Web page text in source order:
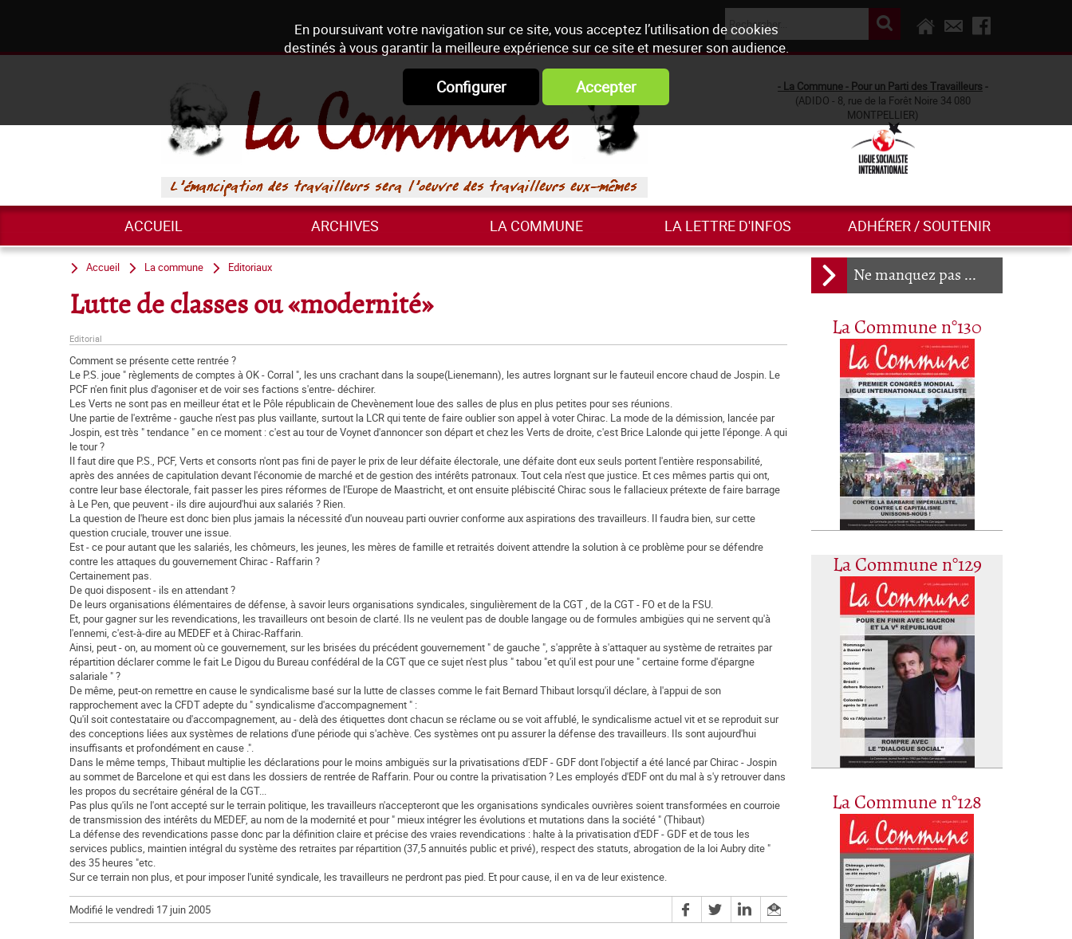
En poursuivant votre navigation sur ce site, vous acceptez l’utilisation de cookies
destinés à vous garantir la meilleure expérience sur ce site et mesurer son audience.
Configurer Accepter - La Commune - Pour un Parti des Travailleurs -
(ADIDO - 8, rue de la Forêt Noire 34 080
MONTPELLIER)
ACCUEIL ARCHIVES LA COMMUNE LA LETTRE D'INFOS ADHÉRER / SOUTENIR
Ne manquez pas ...
La Commune n°130
La Commune n°129
La Commune n°128
Accueil La commune Editoriaux
Lutte de classes ou «modernité»
Editorial
Comment se présente cette rentrée ?
Le P.S. joue " règlements de comptes à OK - Corral ", les uns crachant dans la soupe(Lienemann), les autres lorgnant sur le fauteuil encore chaud de Jospin. Le
PCF n'en finit plus d'agoniser et de voir ses factions s'entre- déchirer.
Les Verts ne sont pas en meilleur état et le Pôle républicain de Chevènement loue des salles de plus en plus petites pour ses réunions.
Une partie de l'extrême - gauche n'est pas plus vaillante, surtout la LCR qui tente de faire oublier son appel à voter Chirac. La mode de la démission, lancée par
Jospin, est très " tendance " en ce moment : c'est au tour de Voynet d'annoncer son départ et chez les Verts de droite, c'est Brice Lalonde qui jette l'éponge. A qui
le tour ?
Il faut dire que P.S., PCF, Verts et consorts n'ont pas fini de payer le prix de leur défaite électorale, une défaite dont eux seuls portent l'entière responsabilité,
après des années de capitulation devant l'économie de marché et de gestion des intérêts patronaux. Tout cela n'est que justice. Et ces mêmes partis qui ont,
contre leur base électorale, fait passer les pires réformes de l'Europe de Maastricht, et ont ensuite plébiscité Chirac sous le fallacieux prétexte de faire barrage
à Le Pen, que peuvent - ils dire aujourd'hui aux salariés ? Rien.
La question de l'heure est donc bien plus jamais la nécessité d'un nouveau parti ouvrier conforme aux aspirations des travailleurs. Il faudra bien, sur cette
question cruciale, trouver une issue.
Est - ce pour autant que les salariés, les chômeurs, les jeunes, les mères de famille et retraités doivent attendre la solution à ce problème pour se défendre
contre les attaques du gouvernement Chirac - Raffarin ?
Certainement pas.
De quoi disposent - ils en attendant ?
De leurs organisations élémentaires de défense, à savoir leurs organisations syndicales, singulièrement de la CGT , de la CGT - FO et de la FSU.
Et, pour gagner sur les revendications, les travailleurs ont besoin de clarté. Ils ne veulent pas de double langage ou de formules ambigües qui ne servent qu'à
l'ennemi, c'est-à-dire au MEDEF et à Chirac-Raffarin.
Ainsi, peut - on, au moment où ce gouvernement, sur les brisées du précédent gouvernement " de gauche ", s'apprête à s'attaquer au système de retraites par
répartition déclarer comme le fait Le Digou du Bureau confédéral de la CGT que ce sujet n'est plus " tabou "et qu'il est pour une " certaine forme d'épargne
salariale " ?
De même, peut-on remettre en cause le syndicalisme basé sur la lutte de classes comme le fait Bernard Thibaut lorsqu'il déclare, à l'appui de son
rapprochement avec la CFDT adepte du " syndicalisme d'accompagnement " :
Qu'il soit contestataire ou d'accompagnement, au - delà des étiquettes dont chacun se réclame ou se voit affublé, le syndicalisme actuel vit et se reproduit sur
des conceptions liées aux systèmes de relations d'une période qui s'achève. Ces systèmes ont pu assurer la défense des travailleurs. Ils sont aujourd'hui
insuffisants et profondément en cause .".
Dans le même temps, Thibaut multiplie les déclarations pour le moins ambiguës sur la privatisations d'EDF - GDF dont l'objectif a été lancé par Chirac - Jospin
au sommet de Barcelone et qui est dans les dossiers de rentrée de Raffarin. Pour ou contre la privatisation ? Les employés d'EDF ont du mal à s'y retrouver dans
les propos du secrétaire général de la CGT...
Pas plus qu'ils ne l'ont accepté sur le terrain politique, les travailleurs n'accepteront que les organisations syndicales ouvrières soient transformées en courroie
de transmission des intérêts du MEDEF, au nom de la modernité et pour " mieux intégrer les évolutions et mutations dans la société " (Thibaut)
La défense des revendications passe donc par la définition claire et précise des vraies revendications : halte à la privatisation d'EDF - GDF et de tous les
services publics, maintien intégral du système des retraites par répartition (37,5 annuités public et privé), respect des statuts, abrogation de la loi Aubry dite "
des 35 heures "etc.
Sur ce terrain non plus, et pour imposer l'unité syndicale, les travailleurs ne perdront pas pied. Et pour cause, il en va de leur existence.
Modifié le vendredi 17 juin 2005